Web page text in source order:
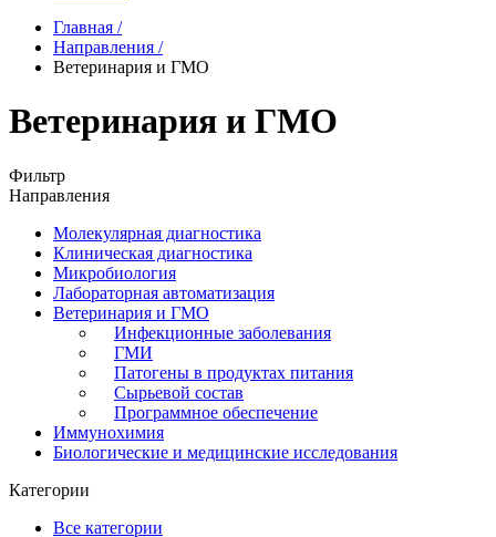
Главная /
Направления /
Ветеринария и ГМО
Ветеринария и ГМО
Фильтр
Направления
Молекулярная диагностика
Клиническая диагностика
Микробиология
Лабораторная автоматизация
Ветеринария и ГМО
Инфекционные заболевания
ГМИ
Патогены в продуктах питания
Сырьевой состав
Программное обеспечение
Иммунохимия
Биологические и медицинские исследования
Категории
Все категории